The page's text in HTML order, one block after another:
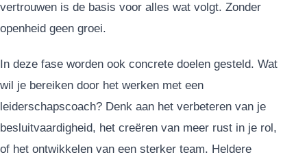
vertrouwen is de basis voor alles wat volgt. Zonder
openheid geen groei.
In deze fase worden ook concrete doelen gesteld. Wat
wil je bereiken door het werken met een
leiderschapscoach? Denk aan het verbeteren van je
besluitvaardigheid, het creëren van meer rust in je rol,
of het ontwikkelen van een sterker team. Heldere